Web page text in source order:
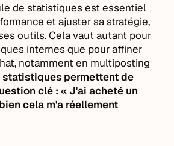
de statistiques est essentiel
et ajuster sa stratégie,
outils. Cela vaut autant pour
internes que pour affiner
notamment en multiposting
statistiques permettent de
clé : « J'ai acheté un
cela m'a réellement